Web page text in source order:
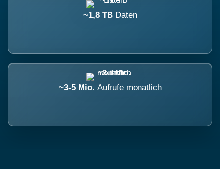
~1,8 TB Daten
~3-5 Mio. Aufrufe monatlich